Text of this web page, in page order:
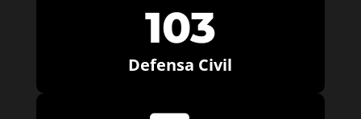
103
Defensa Civil